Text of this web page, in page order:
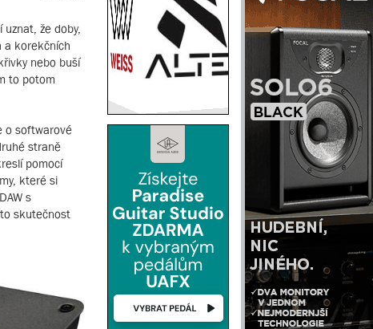
že doby,
a korekčních
nebo buší
to potom
o softwarové
straně
pomocí
které si
s
skutečnost